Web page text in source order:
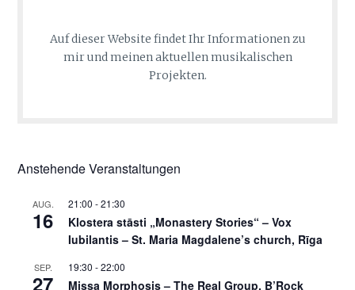
Auf dieser Website findet Ihr Informationen zu
mir und meinen aktuellen musikalischen
Projekten.
Anstehende Veranstaltungen
AUG.
16
21:00 -21:30
Klostera stāsti „Monastery Stories“ – Vox
Iubilantis – St. Maria Magdalene’s church, Rīga
SEP.
27
19:30 -22:00
Missa Morphosis – The Real Group, B’Rock